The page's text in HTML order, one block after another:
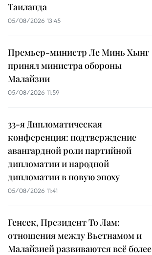
Таиланда
05/08/2026 13:45
Премьер-министр Ле Минь Хынг
принял министра обороны
Малайзии
05/08/2026 11:59
33-я Дипломатическая
конференция: подтверждение
авангардной роли партийной
дипломатии и народной
дипломатии в новую эпоху
05/08/2026 11:41
Генсек, Президент То Лам:
отношения между Вьетнамом и
Малайзией развиваются всё более